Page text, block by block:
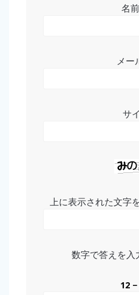
名前
メー
サ
上に表示された文字
数字で答えを入
12